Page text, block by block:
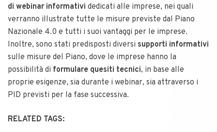
di webinar informativi dedicati alle imprese, nei quali
verranno illustrate tutte le misure previste dal Piano
Nazionale 4.0 e tutti i suoi vantaggi per le imprese.
Inoltre, sono stati predisposti diversi supporti informativi
sulle misure del Piano, dove le imprese hanno la
possibilità di formulare quesiti tecnici, in base alle
proprie esigenze, sia durante i webinar, sia attraverso i
PID previsti per la fase successiva.
RELATED TAGS: